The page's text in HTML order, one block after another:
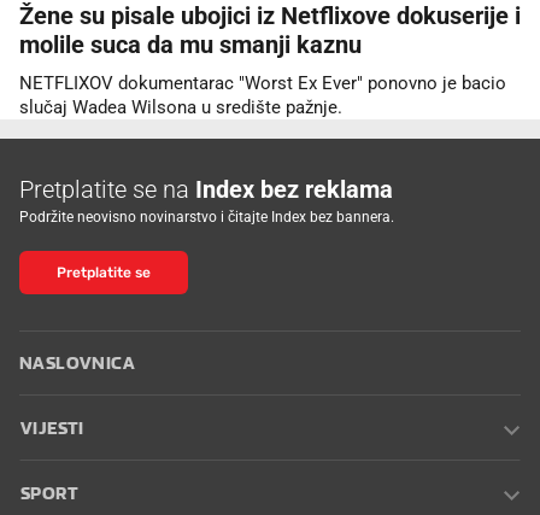
Žene su pisale ubojici iz Netflixove dokuserije i
molile suca da mu smanji kaznu
NETFLIXOV dokumentarac "Worst Ex Ever" ponovno je bacio
slučaj Wadea Wilsona u središte pažnje.
Pretplatite se na Index bez reklama
Podržite neovisno novinarstvo i čitajte Index bez bannera.
Pretplatite se
NASLOVNICA
VIJESTI
SPORT